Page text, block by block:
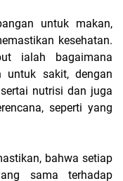
untuk makan,
kesehatan.
ialah bagaimana
untuk sakit, dengan
nutrisi dan juga
seperti yang
bahwa setiap
sama terhadap